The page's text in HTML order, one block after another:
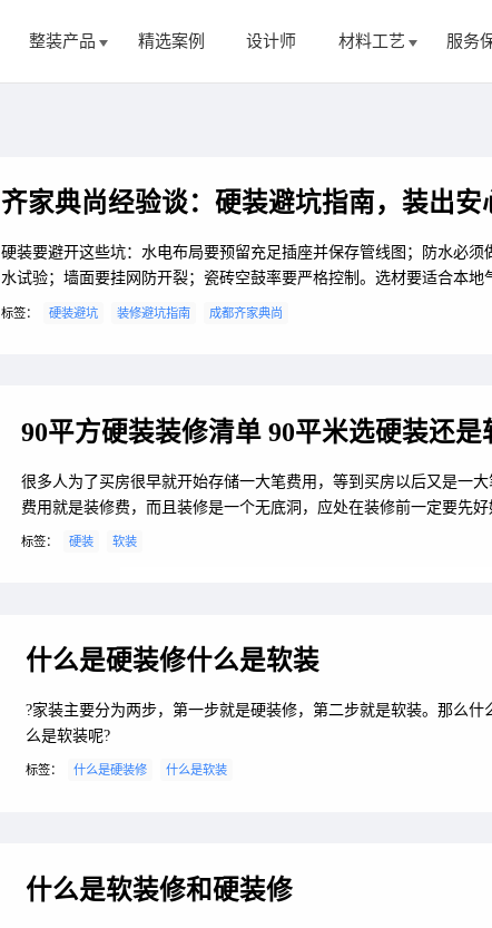
整装产品 精选案例 设计师 材料工艺 服务
齐家典尚经验谈：硬装避坑指南，装出安
硬装要避开这些坑：水电布局要预留充足插座并保存管线图；防水必须
水试验；墙面要挂网防开裂；瓷砖空鼓率要严格控制。选材要适合本地
节决定最终质量。
标签： 硬装避坑 装修避坑指南 成都齐家典尚
90平方硬装装修清单 90平米选硬装还是
很多人为了买房很早就开始存储一大笔费用，等到买房以后又是一
费用就是装修费，而且装修是一个无底洞，应处在装修前一定要先
算。今天小编给大家介绍下90平方硬装装修清单，90平米选硬装还是
标签： 硬装 软装
什么是硬装修什么是软装
?家装主要分为两步，第一步就是硬装修，第二步就是软装。那么什
么是软装呢?
标签： 什么是硬装修 什么是软装
什么是软装修和硬装修